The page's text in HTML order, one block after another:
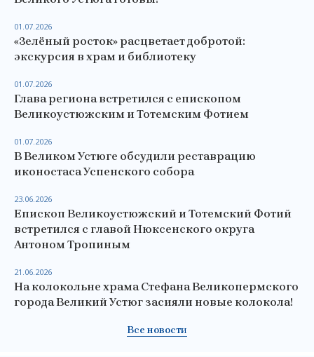
«Зелёный росток» расцветает добротой:
экскурсия в храм и библиотеку
01.07.2026
Глава региона встретился с епископом
Великоустюжским и Тотемским Фотием
01.07.2026
В Великом Устюге обсудили реставрацию
иконостаса Успенского собора
01.07.2026
Епископ Великоустюжский и Тотемский Фотий
встретился с главой Нюксенского округа
Антоном Тропиным
23.06.2026
На колокольне храма Стефана Великопермского
города Великий Устюг засияли новые колокола!
21.06.2026
Все новости